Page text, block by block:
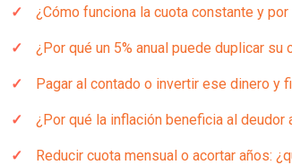
¿Cómo funciona la cuota constante y
¿Por qué un 5% anual puede duplicar
Pagar al contado o invertir ese dinero y
¿Por qué la inflación beneficia al
Reducir cuota mensual o acortar años: